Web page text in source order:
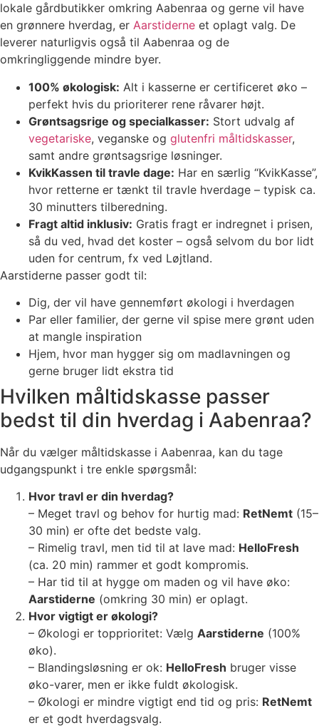
lokale gårdbutikker omkring Aabenraa og gerne vil have
en grønnere hverdag, er Aarstiderne et oplagt valg. De
leverer naturligvis også til Aabenraa og de
omkringliggende mindre byer.
100% økologisk: Alt i kasserne er certificeret øko –
perfekt hvis du prioriterer rene råvarer højt.
Grøntsagsrige og specialkasser: Stort udvalg af
vegetariske, veganske og glutenfri måltidskasser,
samt andre grøntsagsrige løsninger.
KvikKassen til travle dage: Har en særlig “KvikKasse”,
hvor retterne er tænkt til travle hverdage – typisk ca.
30 minutters tilberedning.
Fragt altid inklusiv: Gratis fragt er indregnet i prisen,
så du ved, hvad det koster – også selvom du bor lidt
uden for centrum, fx ved Løjtland.
Aarstiderne passer godt til:
Dig, der vil have gennemført økologi i hverdagen
Par eller familier, der gerne vil spise mere grønt uden
at mangle inspiration
Hjem, hvor man hygger sig om madlavningen og
gerne bruger lidt ekstra tid
Hvilken måltidskasse passer
bedst til din hverdag i Aabenraa?
Når du vælger måltidskasse i Aabenraa, kan du tage
udgangspunkt i tre enkle spørgsmål:
Hvor travl er din hverdag?
– Meget travl og behov for hurtig mad: RetNemt (15–
30 min) er ofte det bedste valg.
– Rimelig travl, men tid til at lave mad: HelloFresh
(ca. 20 min) rammer et godt kompromis.
– Har tid til at hygge om maden og vil have øko:
Aarstiderne (omkring 30 min) er oplagt.
Hvor vigtigt er økologi?
– Økologi er topprioritet: Vælg Aarstiderne (100%
øko).
– Blandingsløsning er ok: HelloFresh bruger visse
øko-varer, men er ikke fuldt økologisk.
– Økologi er mindre vigtigt end tid og pris: RetNemt
er et godt hverdagsvalg.